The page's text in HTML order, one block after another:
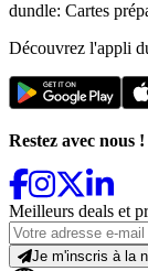
dundle: Cartes
Découvrez l'appli
Restez avec nous !
Meilleurs deals et
Je m'inscris à la